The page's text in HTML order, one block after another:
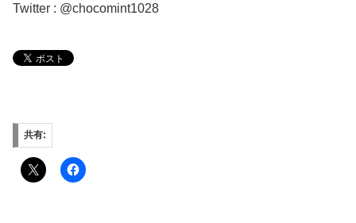
Twitter : @chocomint1028
共有: